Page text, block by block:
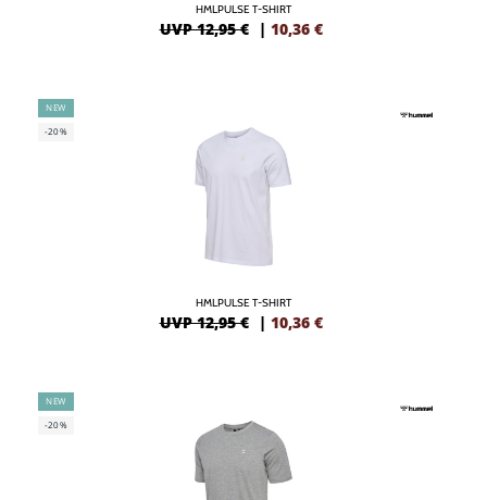
HMLPULSE T-SHIRT
UVP 12,95 € | 10,36 €
NEW
-20%
HMLPULSE T-SHIRT
UVP 12,95 € | 10,36 €
NEW
-20%